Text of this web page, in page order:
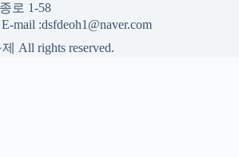
로 1-58
mail :dsfdeoh1@naver.com
All rights reserved.